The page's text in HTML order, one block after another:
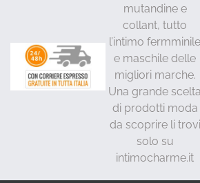
mutandine e
collant, tutto
l’intimo fermminile
e maschile delle
migliori marche.
Una grande scelta
di prodotti moda
da scoprire li trovi
solo su
intimocharme.it